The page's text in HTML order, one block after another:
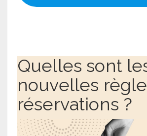
Quelles sont
nouvelles
réservations ?